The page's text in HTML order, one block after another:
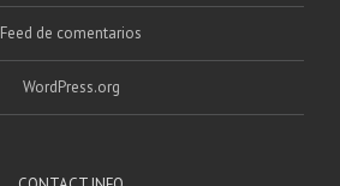
Feed de comentarios
WordPress.org